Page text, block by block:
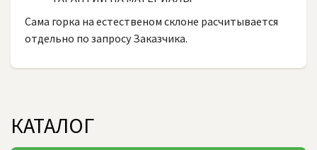
Сама горка на естественом склоне расчитывается
отдельно по запросу Заказчика.
КАТАЛОГ